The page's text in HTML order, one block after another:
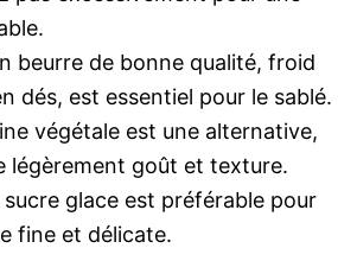
beurre de bonne qualité, froid
dés, est essentiel pour le sablé.
végétale est une alternative,
légèrement goût et texture.
sucre glace est préférable pour
fine et délicate.